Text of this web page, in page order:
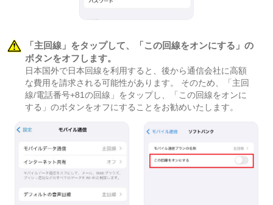
「主回線」をタップして、「この回線をオンにする」の
ボタンをオフします。
日本国外で日本回線を利用すると、後から通信会社に高額
な費用を請求される可能性があります。 そのため、「主回
線/電話番号+81の回線」をタップし、「この回線をオンに
する」のボタンをオフにすることをお勧めいたします。